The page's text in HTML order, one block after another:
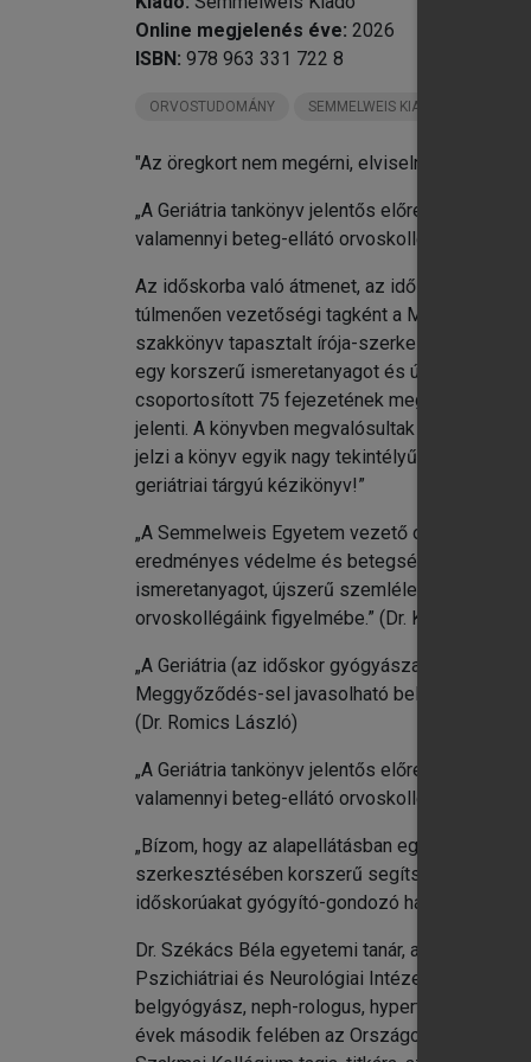
Online megjelenés éve: 2026
ISBN: 978 963 331 722 8
ORVOSTUDOMÁNY SEMMELWEIS KIADÓ KÖNYVEI
"Az öregkort nem megérni, elviselni, művészet."
„A Geriátria tankönyv jelentős előrelépés
valamennyi beteg-ellátó orvoskollégám
Az időskorba való átmenet, az időskor iránti
túlmenően vezetőségi tagként a Magyar
szakkönyv tapasztalt írója-szerkesztőjeként
egy korszerű ismeretanyagot és újszerű
csoportosított 75 fejezetének megírásához.
jelenti. A könyvben megvalósultak az idős
jelzi a könyv egyik nagy tekintélyű lektorának,
geriátriai tárgyú kézikönyv!”
„A Semmelweis Egyetem vezető oktatóinak
eredményes védelme és betegségeik
ismeretanyagot, újszerű szemléletet adó
orvoskollégáink figyelmébe.” (Dr. Kopper László)
„A Geriátria (az időskor gyógyászata) könyv
Meggyőződés-sel javasolható
(Dr. Romics László)
„A Geriátria tankönyv jelentős előrelépés
valamennyi beteg-ellátó orvoskollégám
„Bízom, hogy az alapellátásban egyre több
szerkesztésében korszerű segítséget nyújtó
időskorúakat gyógyító-gondozó háziorvosi
Dr. Székács Béla egyetemi tanár, az MTA
Pszichiátriai és Neurológiai Intézetbe
belgyógyász, neph-rologus, hypertonologus
évek második felében az Országos